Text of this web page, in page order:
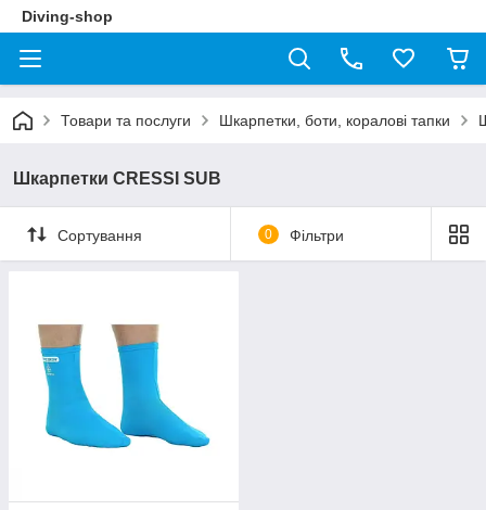
Diving-shop
Товари та послуги Шкарпетки, боти, коралові тапки
Шкарпетки CRESSI SUB
Сортування 0 Фільтри